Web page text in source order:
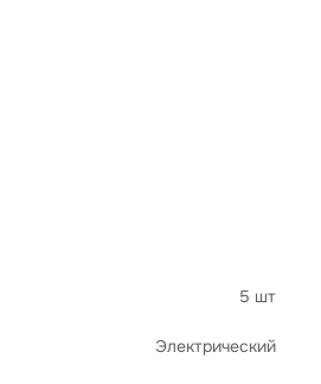
5 шт
Электрический